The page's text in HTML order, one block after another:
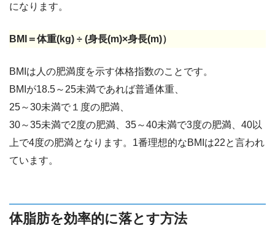
になります。
BMI＝体重(kg) ÷ (身長(m)×身長(m)）
BMIは人の肥満度を示す体格指数のことです。
BMIが18.5～25未満であれば普通体重、
25～30未満で１度の肥満、
30～35未満で2度の肥満、35～40未満で3度の肥満、40以
上で4度の肥満となります。1番理想的なBMIは22と言われ
ています。
体脂肪を効率的に落とす方法